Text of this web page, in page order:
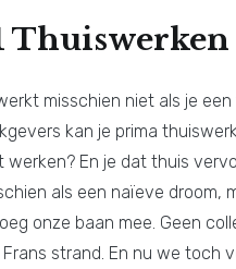
Thuiswerken
misschien niet als je
kan je prima
werken? En je dat thuis
als een naïeve droom,
onze baan mee. Geen
Frans strand. En nu we toch